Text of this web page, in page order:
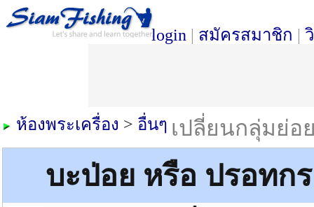
login | สมัครสมาชิก |
เปลี่ยนกลุ่มย่อ
ห้องพระเครื่อง > อื่นๆ
บะป่อย หรือ ปรอทก